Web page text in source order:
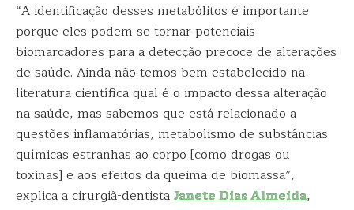
“A identificação desses metabólitos é importante
porque eles podem se tornar potenciais
biomarcadores para a detecção precoce de alterações
de saúde. Ainda não temos bem estabelecido na
literatura científica qual é o impacto dessa alteração
na saúde, mas sabemos que está relacionado a
questões inflamatórias, metabolismo de substâncias
químicas estranhas ao corpo [como drogas ou
toxinas] e aos efeitos da queima de biomassa”,
explica a cirurgiã-dentistaJanete Dias Almeida,